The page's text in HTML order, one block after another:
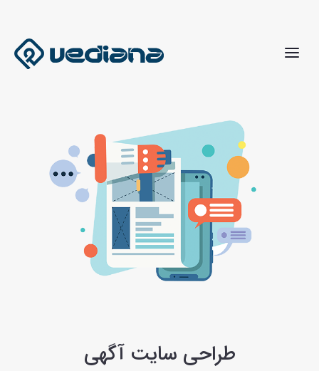
طراحی سایت آگهی